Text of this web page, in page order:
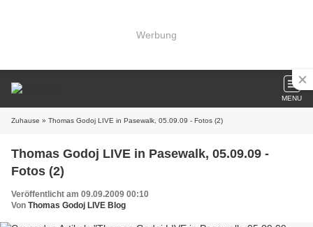
Werbung
MENU
Zuhause » Thomas Godoj LIVE in Pasewalk, 05.09.09 - Fotos (2)
Thomas Godoj LIVE in Pasewalk, 05.09.09 -
Fotos (2)
Veröffentlicht am 09.09.2009 00:10
Von Thomas Godoj LIVE Blog